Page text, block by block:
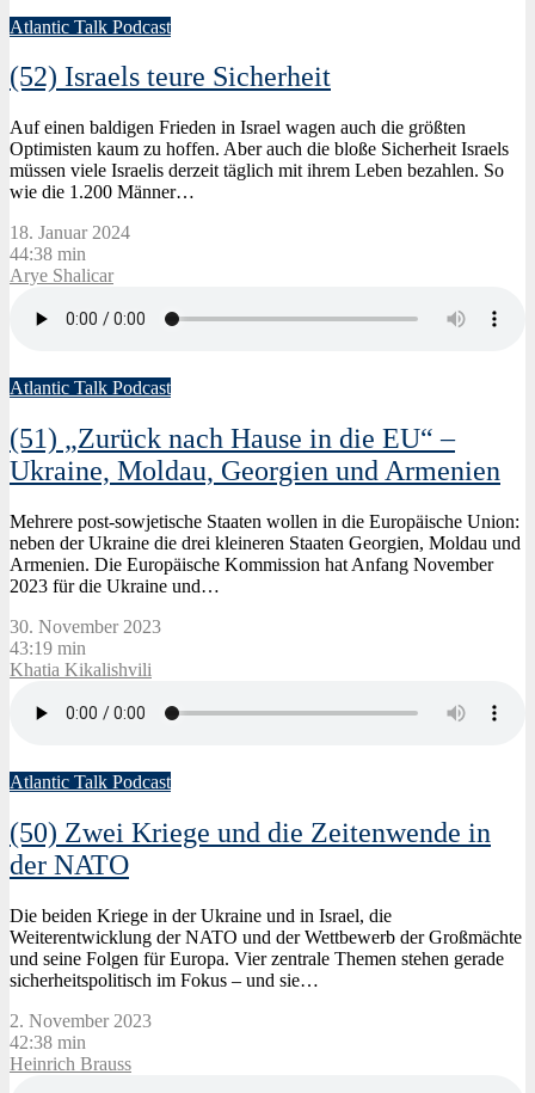
Atlantic Talk Podcast
(52) Israels teure Sicherheit
Auf einen baldigen Frieden in Israel wagen auch die größten
Optimisten kaum zu hoffen. Aber auch die bloße Sicherheit Israels
müssen viele Israelis derzeit täglich mit ihrem Leben bezahlen. So
wie die 1.200 Männer…
18. Januar 2024
44:38 min
Arye Shalicar
Atlantic Talk Podcast
(51) „Zurück nach Hause in die EU“ –
Ukraine, Moldau, Georgien und Armenien
Mehrere post-sowjetische Staaten wollen in die Europäische Union:
neben der Ukraine die drei kleineren Staaten Georgien, Moldau und
Armenien. Die Europäische Kommission hat Anfang November
2023 für die Ukraine und…
30. November 2023
43:19 min
Khatia Kikalishvili
Atlantic Talk Podcast
(50) Zwei Kriege und die Zeitenwende in
der NATO
Die beiden Kriege in der Ukraine und in Israel, die
Weiterentwicklung der NATO und der Wettbewerb der Großmächte
und seine Folgen für Europa. Vier zentrale Themen stehen gerade
sicherheitspolitisch im Fokus – und sie…
2. November 2023
42:38 min
Heinrich Brauss